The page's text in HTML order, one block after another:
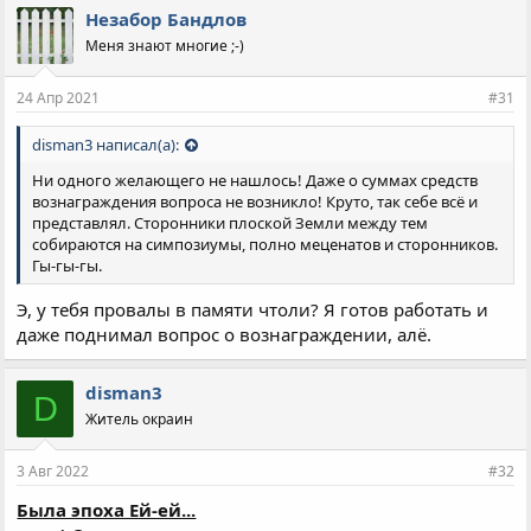
Незабор Бандлов
Меня знают многие ;-)
24 Апр 2021 #31
disman3 написал(а):
Ни одного желающего не нашлось! Даже о суммах средств
вознаграждения вопроса не возникло! Круто, так себе всё и
представлял. Сторонники плоской Земли между тем
собираются на симпозиумы, полно меценатов и сторонников.
Гы-гы-гы.
Э, у тебя провалы в памяти чтоли? Я готов работать и
даже поднимал вопрос о вознаграждении, алё.
D disman3
Житель окраин
3 Авг 2022 #32
Была эпоха Ей-ей...